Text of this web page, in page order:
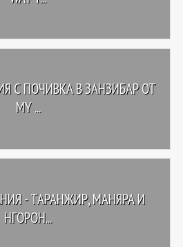
С ПОЧИВКА В ЗАНЗИБАР ОТ
MY ...
- ТАРАНЖИР, МАНЯРА И
НГОРОН...